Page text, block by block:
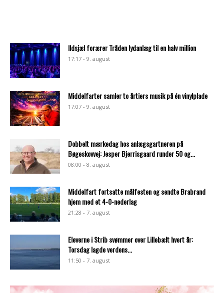
Ildsjæl forærer Tråden lydanlæg til en halv million
17:17 - 9. august
Middelfarter samler to årtiers musik på én vinylplade
17:07 - 9. august
Dobbelt mærkedag hos anlægsgartneren på
Bøgeskovvej: Jesper Bjerrisgaard runder 50 og...
08:00 - 8. august
Middelfart fortsatte målfesten og sendte Brabrand
hjem med et 4-0-nederlag
21:28 - 7. august
Eleverne i Strib svømmer over Lillebælt hvert år:
Torsdag lagde verdens...
11:50 - 7. august